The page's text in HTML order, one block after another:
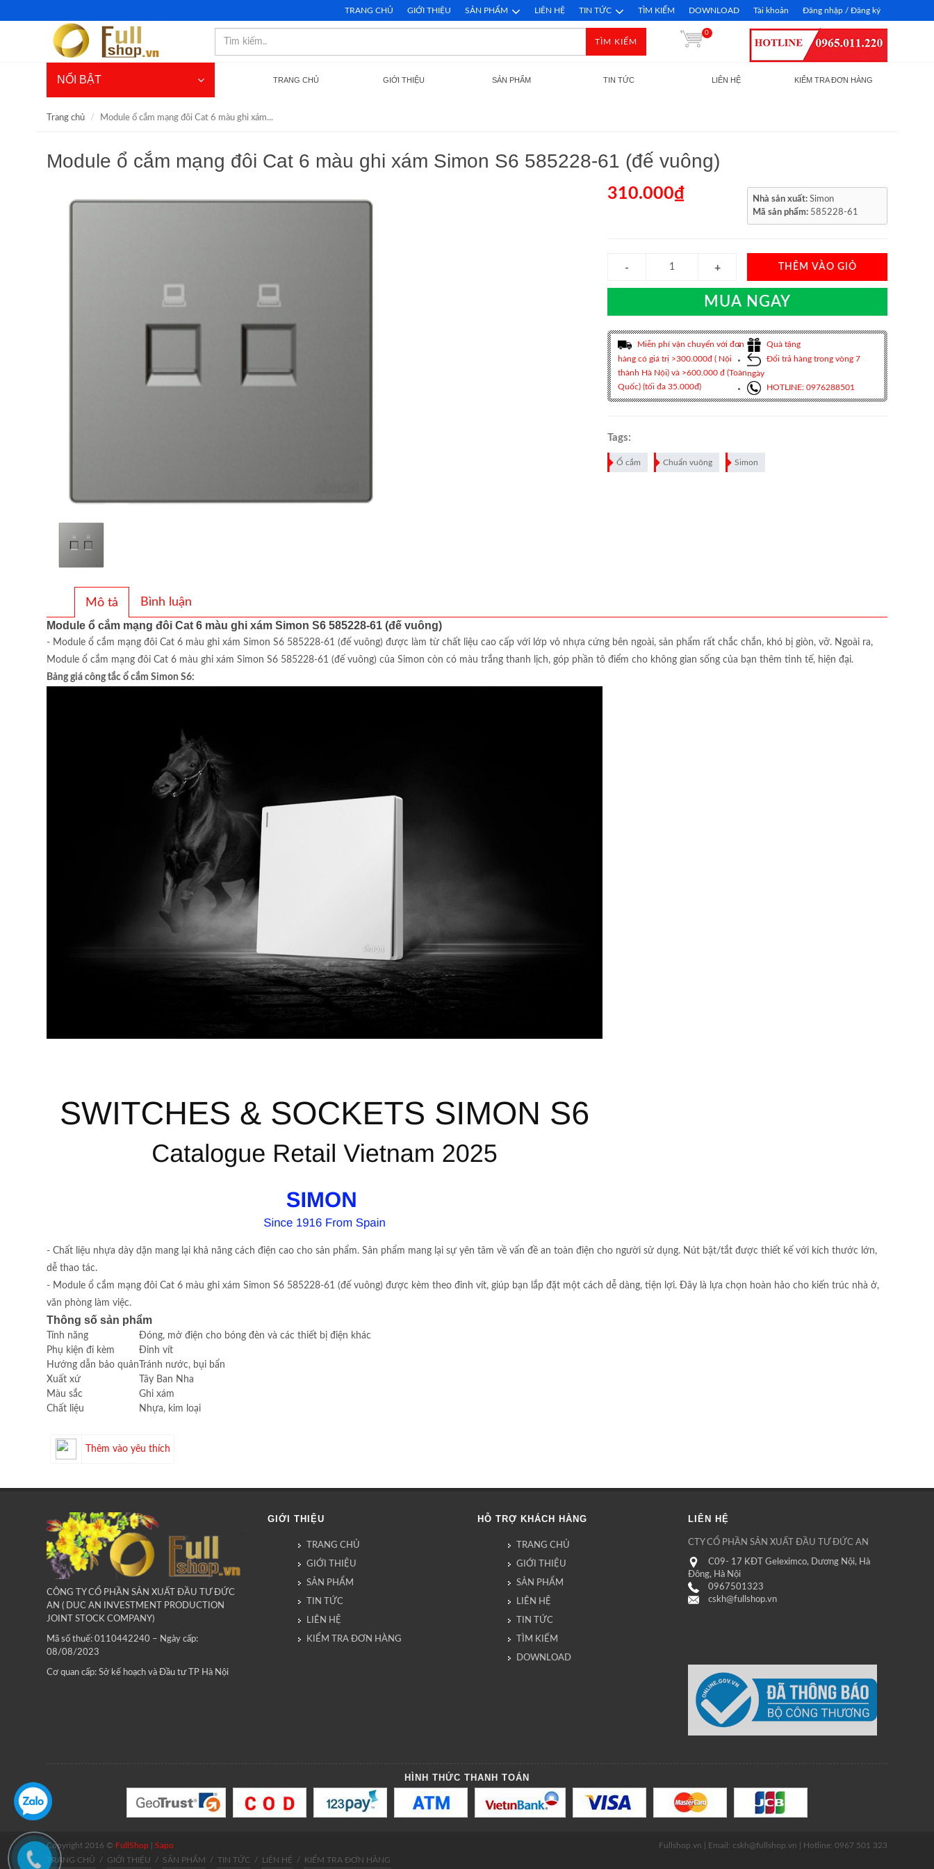
TRANG CHỦ GIỚI THIỆU SẢN PHẨM LIÊN HỆ TIN TỨC TÌM KIẾM DOWNLOAD Tài khoản Đăng nhập / Đăng ký
TÌM KIẾM
0
NỔI BẬT TRANG CHỦ GIỚI THIỆU SẢN PHẨM TIN TỨC LIÊN HỆ KIỂM TRA ĐƠN HÀNG
Trang chủ Module ổ cắm mạng đôi Cat 6 màu ghi xám...
Module ổ cắm mạng đôi Cat 6 màu ghi xám Simon S6 585228-61 (đế vuông)
310.000₫ Nhà sản xuất:Simon
Mã sản phẩm: 585228-61
THÊM VÀO GIỎ
MUA NGAY
Miễn phí vận chuyển với đơn
hàng có giá trị >300.000đ ( Nội
thành Hà Nội) và >600.000 đ (Toàn
Quốc) (tối đa 35.000đ)
Quà tặng
Đổi trả hàng trong vòng 7
ngày
HOTLINE: 0976288501
Tags:
Ổ cắm Chuẩn vuông Simon
Mô tả Bình luận
Module ổ cắm mạng đôi Cat 6 màu ghi xám Simon S6 585228-61 (đế vuông)
- Module ổ cắm mạng đôi Cat 6 màu ghi xám Simon S6 585228-61 (đế vuông) được làm từ chất liệu cao cấp với lớp vỏ nhựa cứng bên ngoài, sản phẩm rất chắc chắn, khó bị giòn, vỡ. Ngoài ra,
Module ổ cắm mạng đôi Cat 6 màu ghi xám Simon S6 585228-61 (đế vuông) của Simon còn có màu trắng thanh lịch, góp phần tô điểm cho không gian sống của bạn thêm tinh tế, hiện đại.
Bảng giá công tắc ổ cắm Simon S6:
- Chất liệu nhựa dày dặn mang lại khả năng cách điện cao cho sản phẩm. Sản phẩm mang lại sự yên tâm về vấn đề an toàn điện cho người sử dụng. Nút bật/tắt được thiết kế với kích thước lớn,
dễ thao tác.
- Module ổ cắm mạng đôi Cat 6 màu ghi xám Simon S6 585228-61 (đế vuông) được kèm theo đinh vít, giúp bạn lắp đặt một cách dễ dàng, tiện lợi. Đây là lựa chọn hoàn hảo cho kiến trúc nhà ở,
văn phòng làm việc.
Thông số sản phẩm
Tính năng
Đóng, mở điện cho bóng đèn và các thiết bị điện khác
Phụ kiện đi kèm
Đinh vít
Hướng dẫn bảo quản Tránh nước, bụi bẩn
Xuất xứ
Tây Ban Nha
Màu sắc
Ghi xám
Chất liệu
Nhựa, kim loại
Thêm vào yêu thích
CÔNG TY CỔ PHẦN SẢN XUẤT ĐẦU TƯ ĐỨC
AN ( DUC AN INVESTMENT PRODUCTION
JOINT STOCK COMPANY)
Mã số thuế: 0110442240 – Ngày cấp:
08/08/2023
Cơ quan cấp: Sở kế hoạch và Đầu tư TP Hà Nội
GIỚI THIỆU
TRANG CHỦ
GIỚI THIỆU
SẢN PHẨM
TIN TỨC
LIÊN HỆ
KIỂM TRA ĐƠN HÀNG
HỖ TRỢ KHÁCH HÀNG
TRANG CHỦ
GIỚI THIỆU
SẢN PHẨM
LIÊN HỆ
TIN TỨC
TÌM KIẾM
DOWNLOAD
LIÊN HỆ
CTY CỔ PHẦN SẢN XUẤT ĐẦU TƯ ĐỨC AN
C09- 17 KĐT Geleximco, Dương Nội, Hà
Đông, Hà Nội
0967501323
cskh@fullshop.vn
HÌNH THỨC THANH TOÁN
Copyright 2016 © FullShop
Sapo
TRANG CHỦ
/ GIỚI THIỆU / SẢN PHẨM / TIN TỨC / LIÊN HỆ / KIỂM TRA ĐƠN HÀNG
Fullshop.vn | Email: cskh@fullshop.vn | Hotline: 0967 501 323